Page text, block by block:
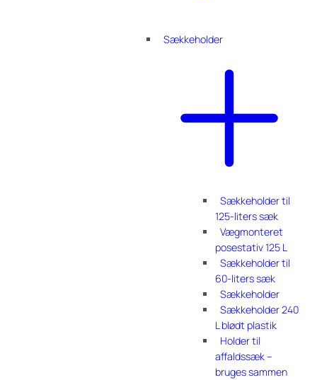
Sækkeholder
Sækkeholder til
125-liters sæk
Vægmonteret
posestativ 125 L
Sækkeholder til
60-liters sæk
Sækkeholder
Sækkeholder 240
L blødt plastik
Holder til
affaldssæk –
bruges sammen